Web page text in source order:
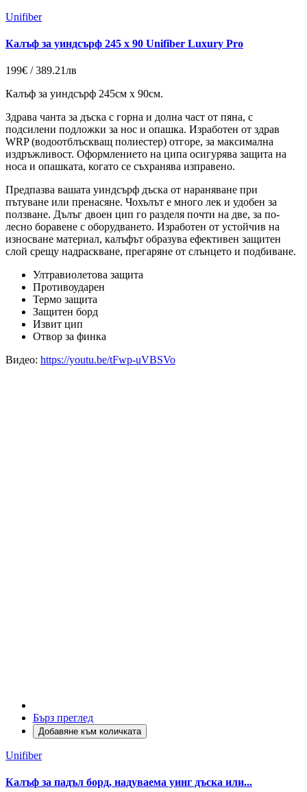
Unifiber
Калъф за уиндсърф 245 x 90 Unifiber Luxury Pro
199€ / 389.21лв
Калъф за уиндсърф 245см x 90см.
Здрава чанта за дъска с горна и долна част от пяна, с
подсилени подложки за нос и опашка. Изработен от здрав
WRP (водоотблъскващ полиестер) отгоре, за максимална
издръжливост. Оформлението на ципа осигурява защита на
носа и опашката, когато се съхранява изправено.
Предпазва вашата уиндсърф дъска от нараняване при
пътуване или пренасяне. Чохълът е много лек и удобен за
ползване. Дълъг двоен цип го разделя почти на две, за по-
лесно боравене с оборудването. Изработен от устойчив на
износване материал, калъфът образува ефективен защитен
слой срещу надраскване, прегаряне от слънцето и подбиване.
Ултравиолетова защита
Противоударен
Термо защита
Защитен борд
Извит цип
Отвор за финка
Видео: https://youtu.be/tFwp-uVBSVo
Бърз преглед
Добавяне към количката
Unifiber
Калъф за падъл борд, надуваема уинг дъска или...